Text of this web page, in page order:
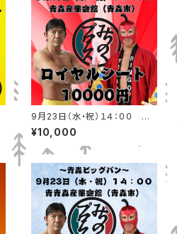
9月23日（水・祝）１４：００ 青
森産業会館（青森市）ロイヤルシ
ート
¥10,000